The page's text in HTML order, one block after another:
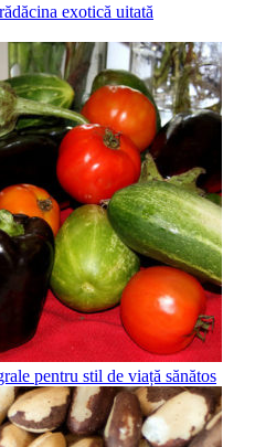
exotică uitată
pentru stil de viață sănătos